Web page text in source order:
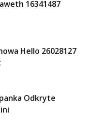
16341487
Hello 26028127
Odkryte